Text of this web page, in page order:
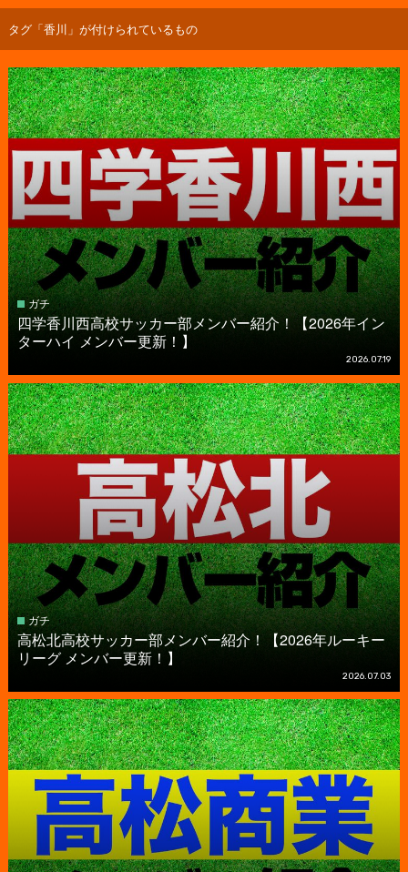
タグ「香川」が付けられているもの
ガチ
四学香川西高校サッカー部メンバー紹介！【2026年イン
ターハイ メンバー更新！】
2026.07.19
ガチ
高松北高校サッカー部メンバー紹介！【2026年ルーキー
リーグ メンバー更新！】
2026.07.03